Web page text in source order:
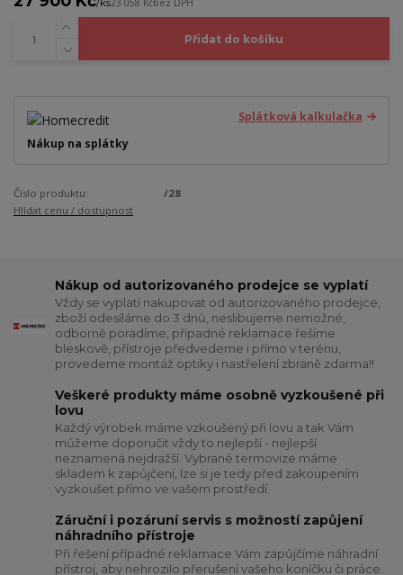
Přidat do košíku
Splátková kalkulačka
Nákup na splátky
Číslo produktu:
/28
Hlídat cenu / dostupnost
Nákup od autorizovaného prodejce se vyplatí
Vždy se vyplatí nakupovat od autorizovaného prodejce,
zboží odesíláme do 3 dnů, neslibujeme nemožné,
odborně poradíme, případné reklamace řešíme
bleskově, přístroje předvedeme i přímo v terénu,
provedeme montáž optiky i nastřelení zbraně zdarma!!
Veškeré produkty máme osobně vyzkoušené při
lovu
Každý výrobek máme vzkoušený při lovu a tak Vám
můžeme doporučit vždy to nejlepší - nejlepší
neznamená nejdražší. Vybrané termovize máme
skladem k zapůjčení, lze si je tedy před zakoupením
vyzkoušet přímo ve vašem prostředí.
Záruční i pozáruní servis s možností zapůjení
náhradního přístroje
Při řešení případné reklamace Vám zapůjčíme náhradní
přístroj, aby nehrozilo přerušení vašeho koníčku či práce.